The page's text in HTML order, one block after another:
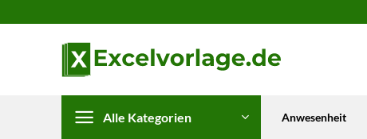
Inhalt
Alle Kategorien Anwesenheit